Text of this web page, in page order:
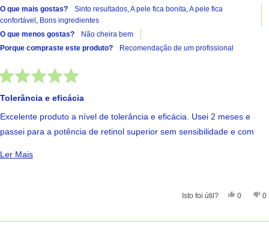
O que mais gostas?
Sinto resultados, A pele fica bonita, A pele fica
confortável, Bons ingredientes
O que menos gostas?
Não cheira bem
Porque compraste este produto?
Recomendação de um profissional
Tolerância e eficácia
Excelente produto a nível de tolerância e eficácia. Usei 2 meses e
passei para a potência de retinol superior sem sensibilidade e com
utilização
Ler MaisLer Mais Sobre Esta Avaliação
Isto foi útil? Sim,
0 0